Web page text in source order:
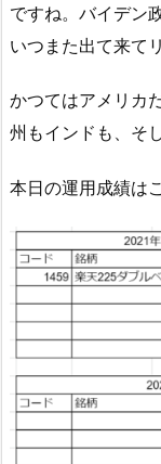
ですね。バイデン
いつまた出て来て
かつてはアメリカ
州もインドも、そ
本日の運用成績は